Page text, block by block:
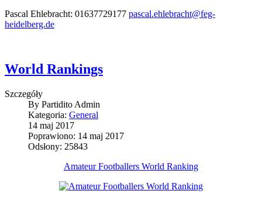
Pascal Ehlebracht: 01637729177 pascal.ehlebracht@feg-
heidelberg.de
World Rankings
Szczegóły
By Partidito Admin
Kategoria: General
14 maj 2017
Poprawiono: 14 maj 2017
Odsłony: 25843
Amateur Footballers World Ranking